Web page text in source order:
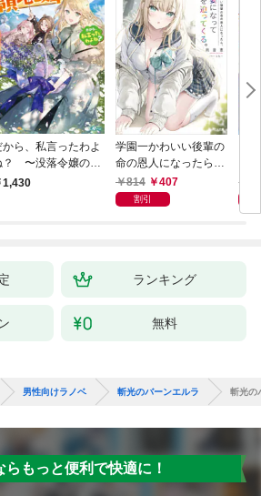
から、私言ったわよ
？ 〜没落令嬢の案
楽しい領地改革〜
1,430
学園一かわいい後輩の
命の恩人になったら、
通い妻になって関係を
迫ってくる。
814 407
割引
ランキング
無料
男性向けラノベ 斬光のバーンエルラ 斬光
らもっと便利で快適に！